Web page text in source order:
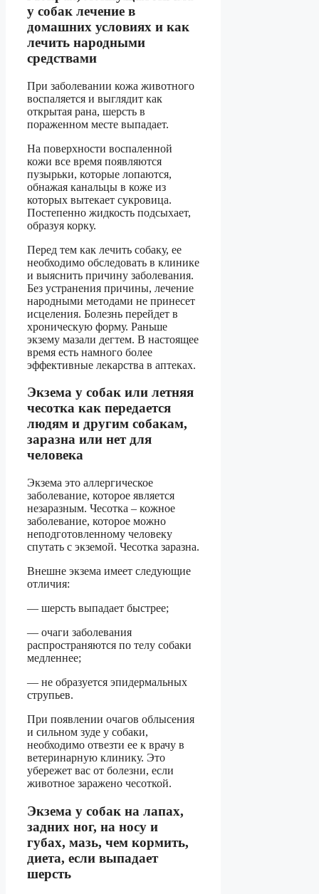
у собак лечение в
домашних условиях и как
лечить народными
средствами
При заболевании кожа животного
воспаляется и выглядит как
открытая рана, шерсть в
пораженном месте выпадает.
На поверхности воспаленной
кожи все время появляются
пузырьки, которые лопаются,
обнажая канальцы в коже из
которых вытекает сукровица.
Постепенно жидкость подсыхает,
образуя корку.
Перед тем как лечить собаку, ее
необходимо обследовать в клинике
и выяснить причину заболевания.
Без устранения причины, лечение
народными методами не принесет
исцеления. Болезнь перейдет в
хроническую форму. Раньше
экзему мазали дегтем. В настоящее
время есть намного более
эффективные лекарства в аптеках.
Экзема у собак или летняя
чесотка как передается
людям и другим собакам,
заразна или нет для
человека
Экзема это аллергическое
заболевание, которое является
незаразным. Чесотка – кожное
заболевание, которое можно
неподготовленному человеку
спутать с экземой. Чесотка заразна.
Внешне экзема имеет следующие
отличия:
— шерсть выпадает быстрее;
— очаги заболевания
распространяются по телу собаки
медленнее;
— не образуется эпидермальных
струпьев.
При появлении очагов облысения
и сильном зуде у собаки,
необходимо отвезти ее к врачу в
ветеринарную клинику. Это
убережет вас от болезни, если
животное заражено чесоткой.
Экзема у собак на лапах,
задних ног, на носу и
губах, мазь, чем кормить,
диета, если выпадает
шерсть